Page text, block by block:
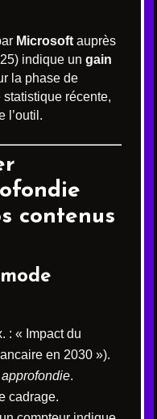
Microsoft auprès
indique un gain
la phase de
récente,
l’outil.
contenus
: « Impact du
en 2030 »).
.
cadrage.